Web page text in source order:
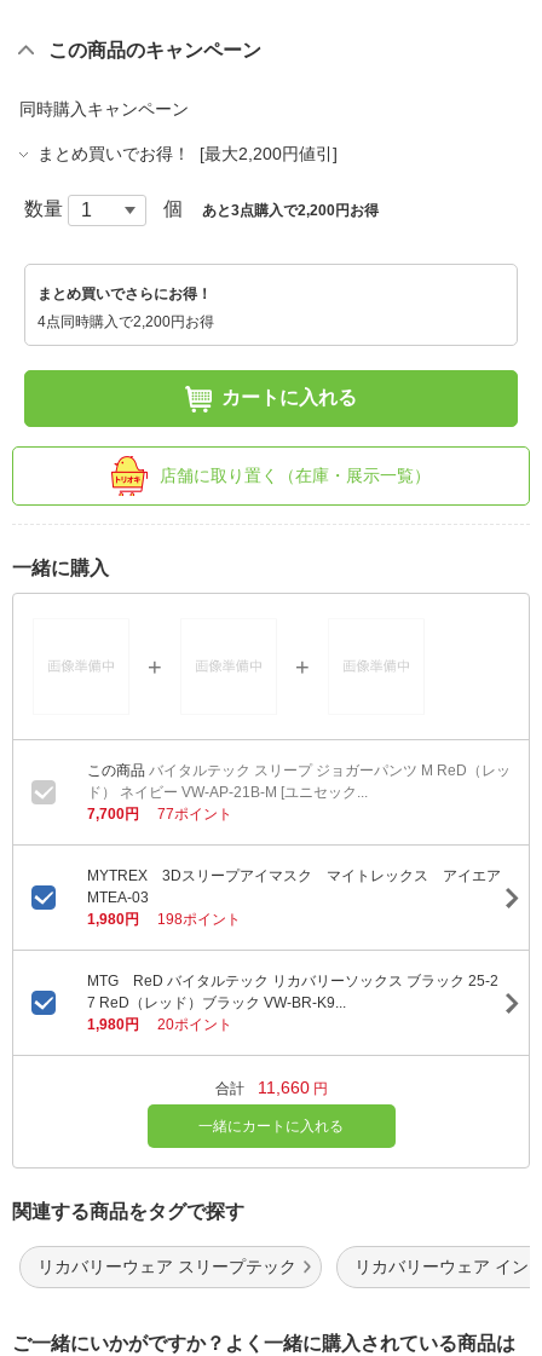
この商品のキャンペーン
同時購入キャンペーン
まとめ買いでお得！ [最大2,200円値引]
数量 個 あと3点購入で2,200円お得
まとめ買いでさらにお得！
4点同時購入で2,200円お得
カートに入れる
店舗に取り置く（在庫・展示一覧）
一緒に購入
バイタルテック スリープ ジョガーパンツ M ReD（レッ
ド） ネイビー VW-AP-21B-M [ユニセック...
7,700円
77ポイント
MYTREX 3Dスリープアイマスク マイトレックス アイエア
MTEA-03
1,980円
198ポイント
MTG ReD バイタルテック リカバリーソックス ブラック 25-2
7 ReD（レッド）ブラック VW-BR-K9...
1,980円
20ポイント
合計 11,660 円
一緒にカートに入れる
関連する商品をタグで探す
リカバリーウェア スリープテック リカバリーウェア イン
ご一緒にいかがですか？よく一緒に購入されている商品は